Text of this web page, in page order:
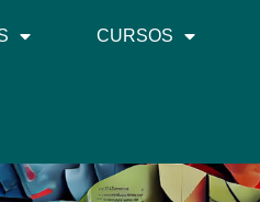
CURSOS